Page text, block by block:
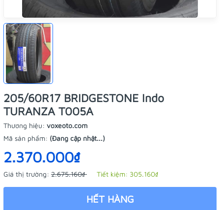
205/60R17 BRIDGESTONE Indo
TURANZA T005A
Thương hiệu: voxeoto.com
Mã sản phẩm: (Đang cập nhật...)
2.370.000₫
Giá thị trường: 2.675.160₫ Tiết kiệm: 305.160₫
HẾT HÀNG